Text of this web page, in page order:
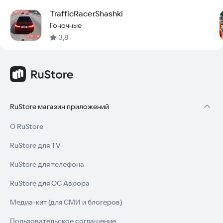
TrafficRacerShashki
Гоночные
3,8
RuStore магазин приложений
О RuStore
RuStore для TV
RuStore для телефона
RuStore для ОС Аврора
Медиа-кит (для СМИ и блогеров)
Пользовательское соглашение